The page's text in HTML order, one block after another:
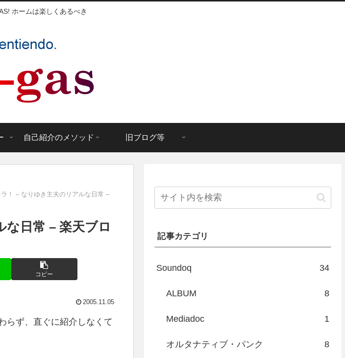
ホームは楽しくあるべき
自己紹介のメソッド 旧ブログ等
！ – なりゆき主夫のリアルな日常 –
日常 – 楽天ブロ
コピー
2005.11.05
らず、直ぐに紹介しなくて
記事カテゴリ
Soundoq 34
ALBUM 8
Mediadoc 1
オルタナティブ・パンク 8